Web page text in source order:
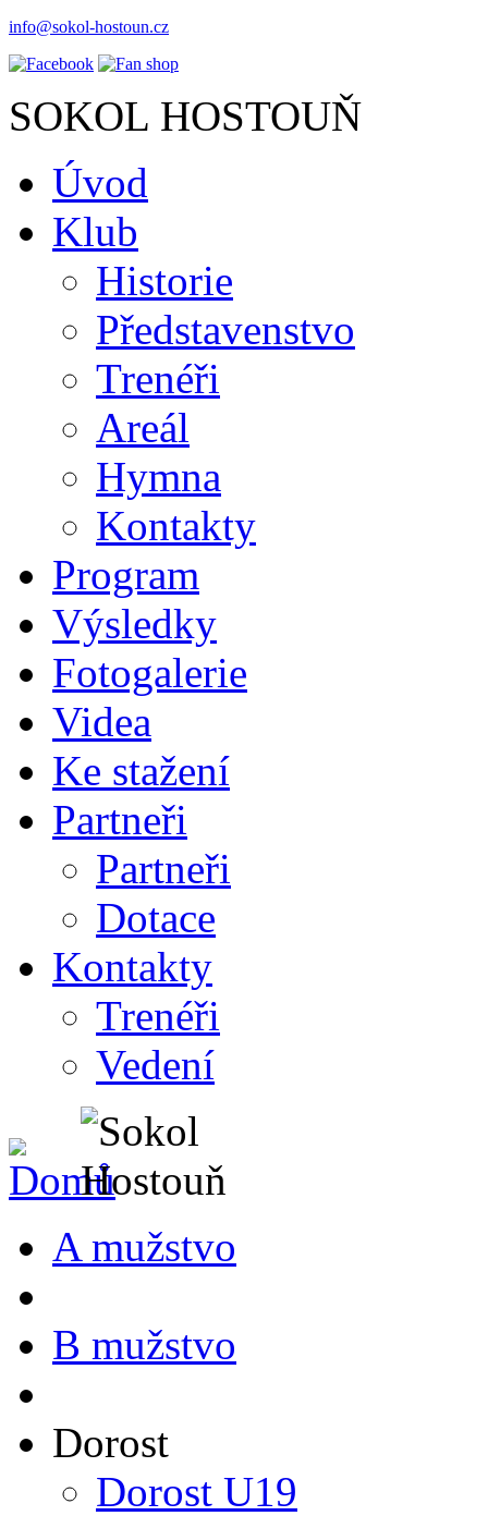
info@sokol-hostoun.cz
SOKOL HOSTOUŇ
Úvod
Klub
Historie
Představenstvo
Trenéři
Areál
Hymna
Kontakty
Program
Výsledky
Fotogalerie
Videa
Ke stažení
Partneři
Partneři
Dotace
Kontakty
Trenéři
Vedení
A mužstvo
B mužstvo
Dorost
Dorost U19